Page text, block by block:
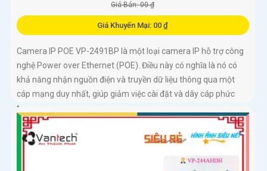
Giá Bán: 00 ₫
Giá Khuyến Mại: 00 ₫
Camera IP POE VP-2491BP là một loại camera IP hỗ trợ công
nghệ Power over Ethernet (POE). Điều này có nghĩa là nó có
khả năng nhận nguồn điện và truyền dữ liệu thông qua một
cáp mạng duy nhất, giúp giảm việc cài đặt và dây cáp phức
tạp